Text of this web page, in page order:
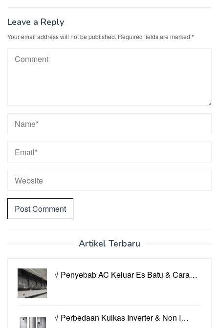
Leave a Reply
Your email address will not be published. Required fields are marked *
Artikel Terbaru
√ Penyebab AC Keluar Es Batu & Cara…
√ Perbedaan Kulkas Inverter & Non I…